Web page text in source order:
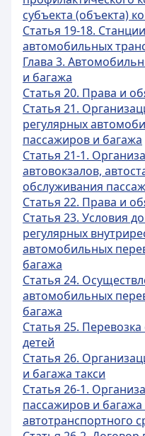
субъекта (объекта)
Статья 19-18.
автомобильных
Глава 3.
и багажа
Статья 20. Права и
Статья 21.
регулярных
пассажиров и багажа
Статья 21-1.
автовокзалов,
обслуживания
Статья 22. Права и
Статья 23. Условия
регулярных
автомобильных
багажа
Статья 24.
автомобильных
багажа
Статья 25.
детей
Статья 26.
и багажа такси
Статья 26-1.
пассажиров и
автотранспортного